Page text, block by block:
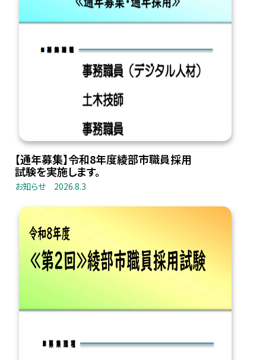
【通年募集】令和8年度綾部市職員採用
試験を実施します。
お知らせ 2026.8.3